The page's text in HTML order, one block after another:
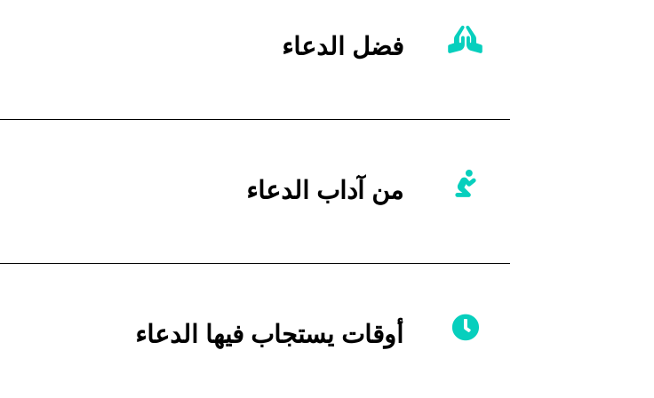
فضل الدعاء
من آداب الدعاء
أوقات يستجاب فيها الدعاء